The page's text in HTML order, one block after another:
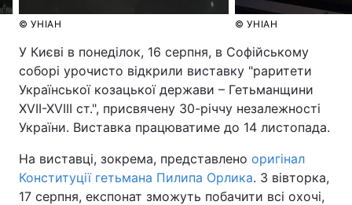
© УНІАН © УНІАН
У Києві в понеділок, 16 серпня, в Софійському
соборі урочисто відкрили виставку "раритети
Української козацької держави – Гетьманщини
ΧVII-XVIII ст.", присвячену 30-річчу незалежності
України. Виставка працюватиме до 14 листопада.
На виставці, зокрема, представлено оригінал
Конституції гетьмана Пилипа Орлика. З вівторка,
17 серпня, експонат зможуть побачити всі охочі,